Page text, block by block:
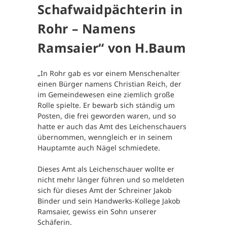
Schafwaidpächterin in
Rohr – Namens
Ramsaier“ von H.Baum
„In Rohr gab es vor einem Menschenalter
einen Bürger namens Christian Reich, der
im Gemeindewesen eine ziemlich große
Rolle spielte. Er bewarb sich ständig um
Posten, die frei geworden waren, und so
hatte er auch das Amt des Leichenschauers
übernommen, wenngleich er in seinem
Hauptamte auch Nägel schmiedete.
Dieses Amt als Leichenschauer wollte er
nicht mehr länger führen und so meldeten
sich für dieses Amt der Schreiner Jakob
Binder und sein Handwerks-Kollege Jakob
Ramsaier, gewiss ein Sohn unserer
Schäferin.